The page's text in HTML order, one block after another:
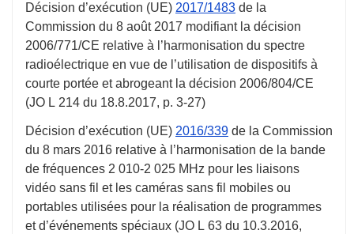
Décision d’exécution (UE) 2017/1483 de la
Commission du 8 août 2017 modifiant la décision
2006/771/CE relative à l’harmonisation du spectre
radioélectrique en vue de l’utilisation de dispositifs à
courte portée et abrogeant la décision 2006/804/CE
(JO L 214 du 18.8.2017, p. 3-27)
Décision d’exécution (UE) 2016/339 de la Commission
du 8 mars 2016 relative à l’harmonisation de la bande
de fréquences 2 010-2 025 MHz pour les liaisons
vidéo sans fil et les caméras sans fil mobiles ou
portables utilisées pour la réalisation de programmes
et d’événements spéciaux (JO L 63 du 10.3.2016,